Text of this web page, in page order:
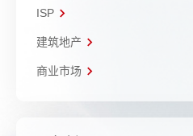
ISP
建筑地产
商业市场